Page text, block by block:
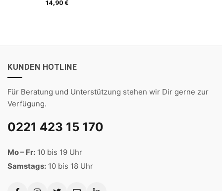
14,90€
KUNDEN HOTLINE
Für Beratung und Unterstützung stehen wir Dir gerne zur
Verfügung.
0221 423 15 170
Mo – Fr: 10 bis 19 Uhr
Samstags: 10 bis 18 Uhr